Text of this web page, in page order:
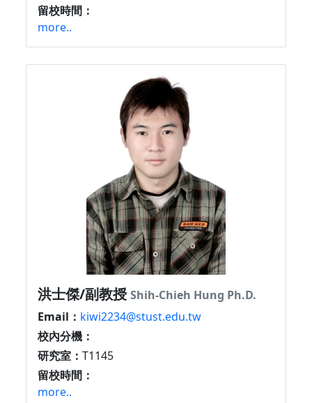
留校時間：
more..
洪士傑/副教授 Shih-Chieh Hung Ph.D.
Email： kiwi2234@stust.edu.tw
校內分機：
研究室： T1145
留校時間：
more..